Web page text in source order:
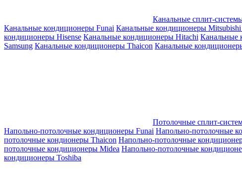
Канальные сплит-
Канальные кондиционеры Funai Канальные кондиционеры
кондиционеры Hisense Канальные кондиционеры Hitachi Канальные
Samsung Канальные кондиционеры Thaicon Канальные
Потолочные сплит-
Напольно-потолочные кондиционеры Funai Напольно-потолочные
потолочные кондионеры Thaicon Напольно-потолочные
потолочные кондиционеры Midea Напольно-потолочные
кондиционеры Toshiba